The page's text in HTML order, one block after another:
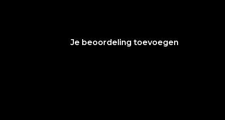
Je beoordeling toevoegen